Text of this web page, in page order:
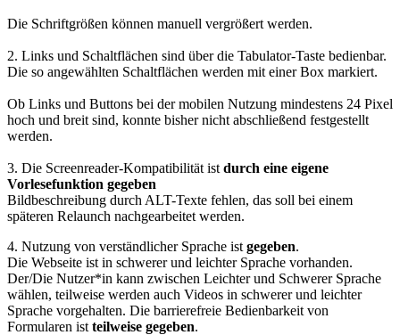
Die Schriftgrößen können manuell vergrößert werden.
2. Links und Schaltflächen sind über die Tabulator-Taste bedienbar.
Die so angewählten Schaltflächen werden mit einer Box markiert.
Ob Links und Buttons bei der mobilen Nutzung mindestens 24 Pixel
hoch und breit sind, konnte bisher nicht abschließend festgestellt
werden.
3. Die Screenreader-Kompatibilität ist durch eine eigene
Vorlesefunktion gegeben
Bildbeschreibung durch ALT-Texte fehlen, das soll bei einem
späteren Relaunch nachgearbeitet werden.
4. Nutzung von verständlicher Sprache ist gegeben.
Die Webseite ist in schwerer und leichter Sprache vorhanden.
Der/Die Nutzer*in kann zwischen Leichter und Schwerer Sprache
wählen, teilweise werden auch Videos in schwerer und leichter
Sprache vorgehalten. Die barrierefreie Bedienbarkeit von
Formularen ist teilweise gegeben.